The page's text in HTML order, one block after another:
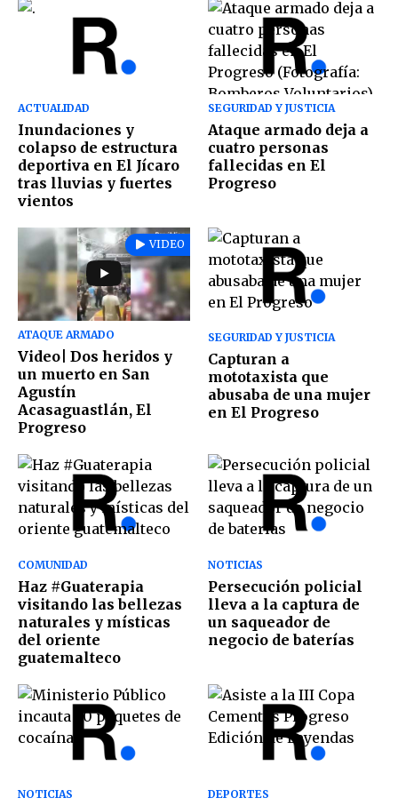
ACTUALIDAD
Inundaciones y
colapso de estructura
deportiva en El Jícaro
tras lluvias y fuertes
vientos
SEGURIDAD Y JUSTICIA
Ataque armado deja a
cuatro personas
fallecidas en El
Progreso
VIDEO
ATAQUE ARMADO
Video| Dos heridos y
un muerto en San
Agustín
Acasaguastlán, El
Progreso
SEGURIDAD Y JUSTICIA
Capturan a
mototaxista que
abusaba de una mujer
en El Progreso
COMUNIDAD
Haz #Guaterapia
visitando las bellezas
naturales y místicas
del oriente
guatemalteco
NOTICIAS
Persecución policial
lleva a la captura de
un saqueador de
negocio de baterías
NOTICIAS DEPORTES